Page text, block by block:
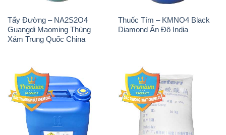
Tẩy Đường – NA2S2O4
Guangdi Maoming Thùng
Xám Trung Quốc China
Thuốc Tím – KMNO4 Black
Diamond Ấn Độ India